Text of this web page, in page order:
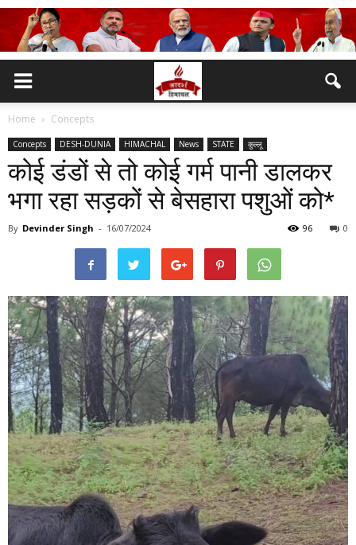
Home Concepts
Concepts DESH-DUNIA HIMACHAL News STATE कुल्लू
कोई डंडों से तो कोई गर्म पानी डालकर
भगा रहा सड़कों से बेसहारा पशुओं को*
By Devinder Singh - 16/07/2024 0
96